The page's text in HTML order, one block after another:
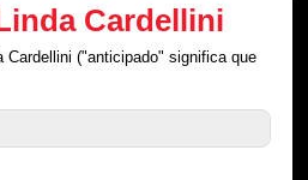
Cardellini
Cardellini ("anticipado" significa que